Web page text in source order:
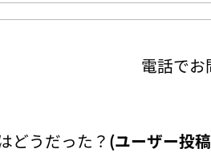
電話でお
どうだった？ (ユーザー投